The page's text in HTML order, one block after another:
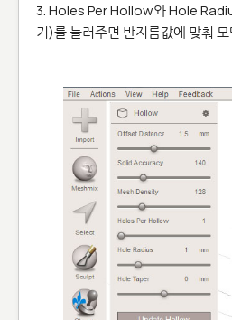
3. Holes Per Hollow와 Hole
기)를 눌러주면 반지름값에 맞춰